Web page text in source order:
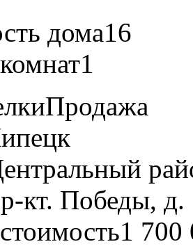
дома16
1
Продажа
кт. Победы, д.
1 700